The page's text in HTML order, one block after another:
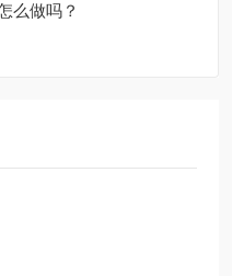
么做吗？